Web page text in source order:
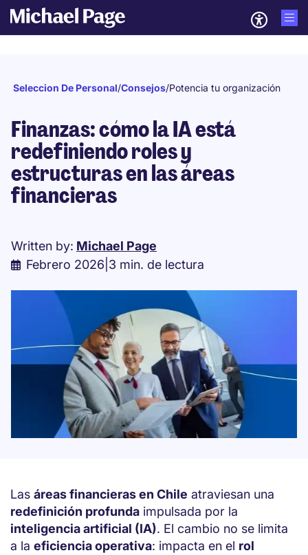
Seleccion De Personal/Consejos/Potencia tu organización
Finanzas: cómo la IA está
redefiniendo roles y
estructuras en las áreas
financieras
Written by: Michael Page
Febrero 2026 3 min. de lectura
Las áreas financieras en Chile atraviesan una
redefinición profunda impulsada por la
inteligencia artificial (IA). El cambio no se limita
a la eficiencia operativa: impacta en el rol